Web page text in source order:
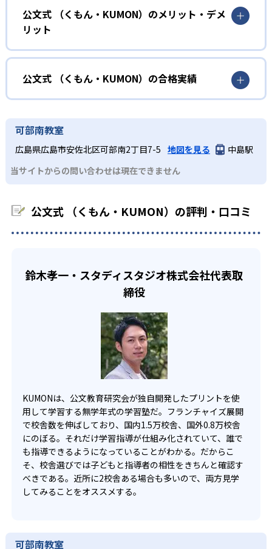
しさを経験できる。
ルステップで進んでいけるよう工夫されている。このスタ
イルは子どもの学習意欲をかき立てるため、教えてもらう
という受け身の姿勢ではなく、自ら進んで学ぶ姿勢を身に
つけられるだろう。
また、自学学習スタイルで学ぶ子どもたちは、自らの学習
課題に気がつくようになる。学年を超えた範囲も学習でき
03 フレキシブルな受講スタイル
KUMONでは、教室が開いている時間内であれば、何曜日に
い中高生にも通室しやすい。また、教室によっては自宅か
小学校に入る準備をしたい幼児向け
KUMONでは細かいステップに分かれた教材で、わかる楽し
さを経験しながら無理なく力を高めていける。
性格や学習への取り組み姿勢に合わせて内容も調整するた
め、小学校に入ってもつまずきにくい学力を身につけられ
るだろう。
中学に向けて苦手教科を克服したい子ども向け
KUMONでは経験豊富な先生が、子どものやる気を引き出せ
る。苦手な科目でも自分で解けた達成感を味わうことで、
少しずつ苦手意識を克服できるだろう。
中学生・高校生
部活や習い事と両立したい生徒向け
宿題の量や進め方に関しては、いつでも気軽に相談可能
公文式 （くもん・KUMON）のメリット・デメ
リット
どんなメリットがある？
KUMONでは自学自習スタイルで勉強するため、集中力や目
標に向かって頑張りやり抜く力を育むことができる。ま
た、年齢や学年にとらわれずに自分の学力に相応したレベ
ルから学習できるため、難しすぎてやる気を損ねたり、簡
単すぎて退屈することもない。
どんなデメリットがある？
KUMONでは、中高生のクラスでも数学・英語・国語の3教
科に限られるため、その他の教科に関しては他塾を検討す
公文式 （くもん・KUMON）の合格実績
KUMONは、公式サイトでは合格実績は公開していない。志
わせたい。
可部南教室
広島県広島市安佐北区可部南2丁目7-5 地図を見る
中島駅
当サイトからの問い合わせは現在できません
公文式 （くもん・KUMON）の評判・口コミ
鈴木孝一・スタディスタジオ株式会社代表取
締役
KUMONは、公文教育研究会が独自開発したプリントを使
用して学習する無学年式の学習塾だ。フランチャイズ展開
で校舎数を伸ばしており、国内1.5万校舎、国外0.8万校舎
にのぼる。それだけ学習指導が仕組み化されていて、誰で
も指導できるようになっていることがわかる。だからこ
そ、校舎選びでは子どもと指導者の相性をきちんと確認す
べきである。近所に2校舎ある場合も多いので、両方見学
してみることをオススメする。
可部南教室